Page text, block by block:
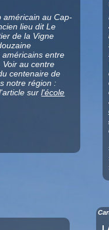
américain au Cap-
lieu dit Le
de la Vigne
entre
au centre
centenaire de
notre région :
surl'école